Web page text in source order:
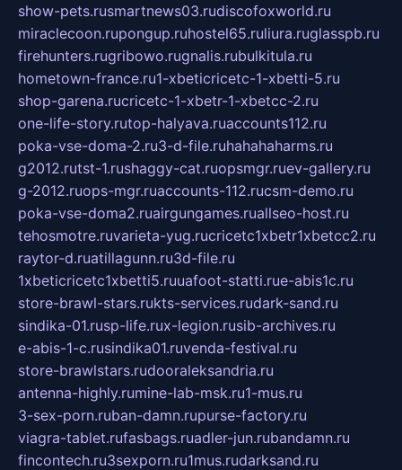
show-pets.rusmartnews03.rudiscofoxworld.ru
miraclecoon.rupongup.ruhostel65.ruliura.ruglasspb.ru
firehunters.rugribowo.rugnalis.rubulkitula.ru
hometown-france.ru1-xbeticricetc-1-xbetti-5.ru
shop-garena.rucricetc-1-xbetr-1-xbetcc-2.ru
one-life-story.rutop-halyava.ruaccounts112.ru
poka-vse-doma-2.ru3-d-file.ruhahahaharms.ru
g2012.rutst-1.rushaggy-cat.ruopsmgr.ruev-gallery.ru
g-2012.ruops-mgr.ruaccounts-112.rucsm-demo.ru
poka-vse-doma2.ruairgungames.ruallseo-host.ru
tehosmotre.ruvarieta-yug.rucricetc1xbetr1xbetcc2.ru
raytor-d.ruatillagunn.ru3d-file.ru
1xbeticricetc1xbetti5.ruuafoot-statti.rue-abis1c.ru
store-brawl-stars.rukts-services.rudark-sand.ru
sindika-01.rusp-life.rux-legion.rusib-archives.ru
e-abis-1-c.rusindika01.ruvenda-festival.ru
store-brawlstars.rudooraleksandria.ru
antenna-highly.rumine-lab-msk.ru1-mus.ru
3-sex-porn.ruban-damn.rupurse-factory.ru
viagra-tablet.rufasbags.ruadler-jun.rubandamn.ru
fincontech.ru3sexporn.ru1mus.rudarksand.ru